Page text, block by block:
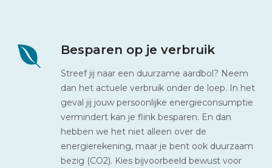
Besparen op je verbruik
Streef jij naar een duurzame aardbol? Neem
dan het actuele verbruik onder de loep. In het
geval jij jouw persoonlijke energieconsumptie
vermindert kan je flink besparen. En dan
hebben we het niet alleen over de
energierekening, maar je bent ook duurzaam
bezig (CO2). Kies bijvoorbeeld bewust voor